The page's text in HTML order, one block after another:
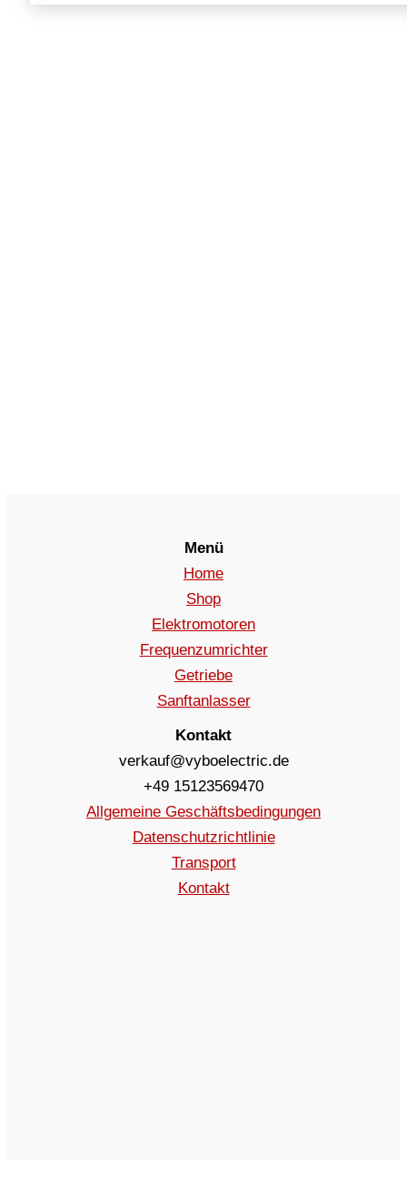
Menü
Home
Shop
Elektromotoren
Frequenzumrichter
Getriebe
Sanftanlasser
Kontakt
verkauf@vyboelectric.de
+49 15123569470
Allgemeine Geschäftsbedingungen
Datenschutzrichtlinie
Transport
Kontakt